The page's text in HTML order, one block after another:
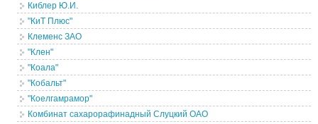
Киблер Ю.И.
"КиТ Плюс"
Клеменс ЗАО
"Клен"
"Коала"
"Кобальт"
"Коелгамрамор"
Комбинат сахарорафинадный Слуцкий ОАО